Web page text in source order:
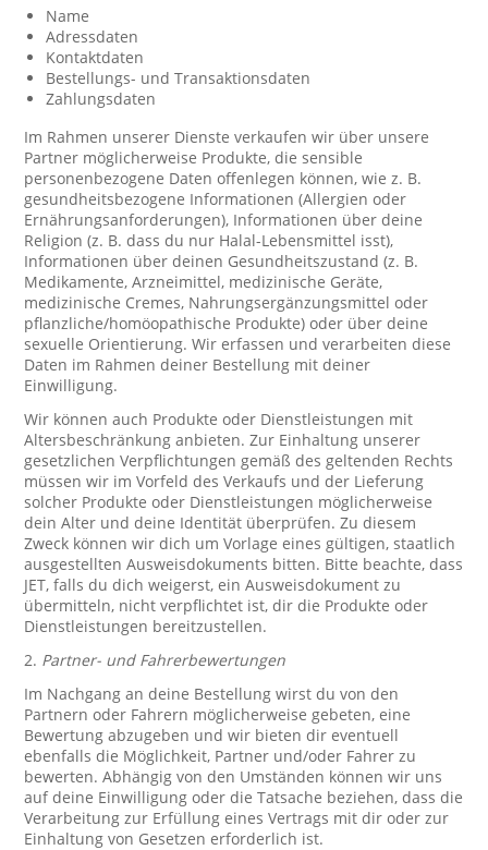
Name
Adressdaten
Kontaktdaten
Bestellungs- und Transaktionsdaten
Zahlungsdaten
Im Rahmen unserer Dienste verkaufen wir über unsere
Partner möglicherweise Produkte, die sensible
personenbezogene Daten offenlegen können, wie z. B.
gesundheitsbezogene Informationen (Allergien oder
Ernährungsanforderungen), Informationen über deine
Religion (z. B. dass du nur Halal-Lebensmittel isst),
Informationen über deinen Gesundheitszustand (z. B.
Medikamente, Arzneimittel, medizinische Geräte,
medizinische Cremes, Nahrungsergänzungsmittel oder
pflanzliche/homöopathische Produkte) oder über deine
sexuelle Orientierung. Wir erfassen und verarbeiten diese
Daten im Rahmen deiner Bestellung mit deiner
Einwilligung.
Wir können auch Produkte oder Dienstleistungen mit
Altersbeschränkung anbieten. Zur Einhaltung unserer
gesetzlichen Verpflichtungen gemäß des geltenden Rechts
müssen wir im Vorfeld des Verkaufs und der Lieferung
solcher Produkte oder Dienstleistungen möglicherweise
dein Alter und deine Identität überprüfen. Zu diesem
Zweck können wir dich um Vorlage eines gültigen, staatlich
ausgestellten Ausweisdokuments bitten. Bitte beachte, dass
JET, falls du dich weigerst, ein Ausweisdokument zu
übermitteln, nicht verpflichtet ist, dir die Produkte oder
Dienstleistungen bereitzustellen.
2. Partner- und Fahrerbewertungen
Im Nachgang an deine Bestellung wirst du von den
Partnern oder Fahrern möglicherweise gebeten, eine
Bewertung abzugeben und wir bieten dir eventuell
ebenfalls die Möglichkeit, Partner und/oder Fahrer zu
bewerten. Abhängig von den Umständen können wir uns
auf deine Einwilligung oder die Tatsache beziehen, dass die
Verarbeitung zur Erfüllung eines Vertrags mit dir oder zur
Einhaltung von Gesetzen erforderlich ist.